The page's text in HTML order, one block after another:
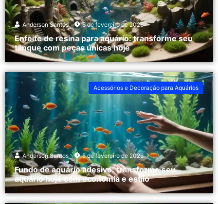
Anderson Santos 6 de fevereiro de 2026
Enfeite de resina para aquário: transforme seu
tanque com peças únicas hoje
Anderson Santos 5 de fevereiro de 2026
Fundo de aquário adesivo: transforme seu
aquário hoje com economia e estilo
Acessórios e Decoração para Aquários